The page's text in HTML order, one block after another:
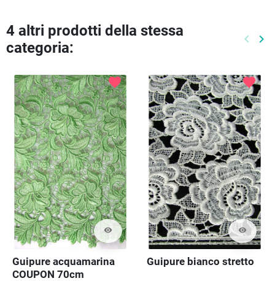
4 altri prodotti della stessa
categoria:
keyboard_arrow_left keyboard_arrow_right
visibility
favorite
Guipure acquamarina
COUPON 70cm
visibility
favorite
Guipure bianco stretto